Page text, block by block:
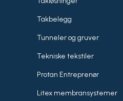
Takbelegg
Tunneler og gruver
Tekniske tekstiler
Protan Entreprenør
Litex membransystemer